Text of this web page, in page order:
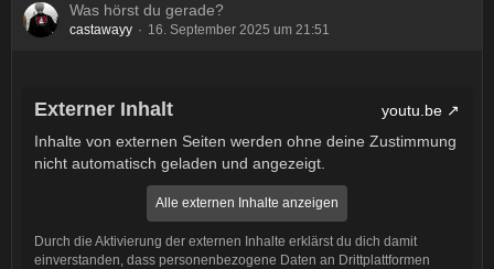
Was hörst du gerade?
castawayy 16. September 2025 um 21:51
Externer Inhalt
youtu.be
Inhalte von externen Seiten werden ohne deine Zustimmung
nicht automatisch geladen und angezeigt.
Alle externen Inhalte anzeigen
Durch die Aktivierung der externen Inhalte erklärst du dich damit
einverstanden, dass personenbezogene Daten an Drittplattformen